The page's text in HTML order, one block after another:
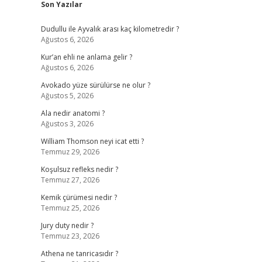
Son Yazılar
Dudullu ile Ayvalık arası kaç kilometredir ?
Ağustos 6, 2026
Kur’an ehli ne anlama gelir ?
Ağustos 6, 2026
Avokado yüze sürülürse ne olur ?
Ağustos 5, 2026
Ala nedir anatomi ?
Ağustos 3, 2026
William Thomson neyi icat etti ?
Temmuz 29, 2026
Koşulsuz refleks nedir ?
Temmuz 27, 2026
Kemik çürümesi nedir ?
Temmuz 25, 2026
Jury duty nedir ?
Temmuz 23, 2026
Athena ne tanricasıdır ?